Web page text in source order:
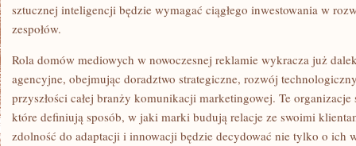
sztucznej inteligencji będzie wymagać ciągłego inwestowania w
zespołów.
Rola domów mediowych w nowoczesnej reklamie wykracza już
agencyjne, obejmując doradztwo strategiczne, rozwój
przyszłości całej branży komunikacji marketingowej. Te
które definiują sposób, w jaki marki budują relacje ze swoimi
zdolność do adaptacji i innowacji będzie decydować nie tylko o ich